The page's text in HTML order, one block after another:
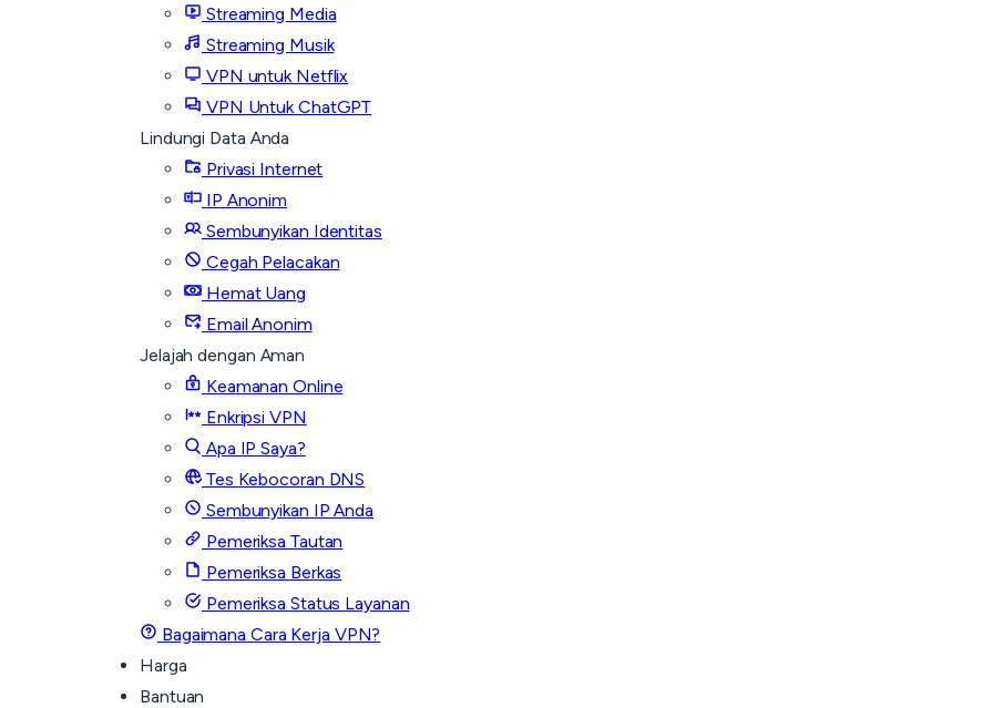
Streaming Media
Streaming Musik
VPN untuk Netflix
VPN Untuk ChatGPT
Lindungi Data Anda
Privasi Internet
IP Anonim
Sembunyikan Identitas
Cegah Pelacakan
Hemat Uang
Email Anonim
Jelajah dengan Aman
Keamanan Online
Enkripsi VPN
Apa IP Saya?
Tes Kebocoran DNS
Sembunyikan IP Anda
Pemeriksa Tautan
Pemeriksa Berkas
Pemeriksa Status Layanan
Bagaimana Cara Kerja VPN?
Harga
Bantuan